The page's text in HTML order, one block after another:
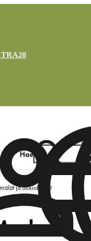
ja aukioloajat
Hae